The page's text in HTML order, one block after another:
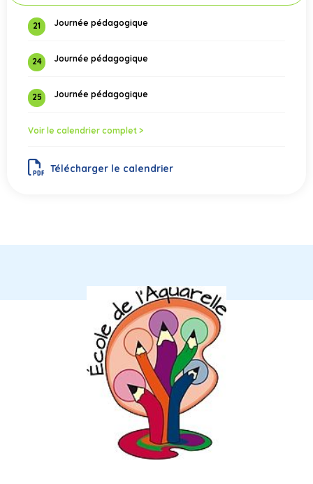
21 Journée pédagogique
24 Journée pédagogique
25 Journée pédagogique
Voir le calendrier complet >
Télécharger le calendrier